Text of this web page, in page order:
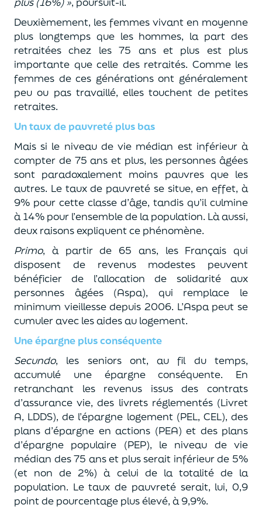
Deuxièmement, les femmes vivant en moyenne
plus longtemps que les hommes, la part des
retraitées chez les 75 ans et plus est plus
importante que celle des retraités. Comme les
femmes de ces générations ont généralement
peu ou pas travaillé, elles touchent de petites
retraites.
Un taux de pauvreté plus bas
Mais si le niveau de vie médian est inférieur à
compter de 75 ans et plus, les personnes âgées
sont paradoxalement moins pauvres que les
autres. Le taux de pauvreté se situe, en effet, à
9% pour cette classe d’âge, tandis qu’il culmine
à 14% pour l’ensemble de la population. Là aussi,
deux raisons expliquent ce phénomène.
Primo, à partir de 65 ans, les Français qui
disposent de revenus modestes peuvent
bénéficier de l’allocation de solidarité aux
personnes âgées (Aspa), qui remplace le
minimum vieillesse depuis 2006. L’Aspa peut se
cumuler avec les aides au logement.
Une épargne plus conséquente
Secundo, les seniors ont, au fil du temps,
accumulé une épargne conséquente. En
retranchant les revenus issus des contrats
d’assurance vie, des livrets réglementés (Livret
A, LDDS), de l’épargne logement (PEL, CEL), des
plans d’épargne en actions (PEA) et des plans
d’épargne populaire (PEP), le niveau de vie
médian des 75 ans et plus serait inférieur de 5%
(et non de 2%) à celui de la totalité de la
population. Le taux de pauvreté serait, lui, 0,9
point de pourcentage plus élevé, à 9,9%.